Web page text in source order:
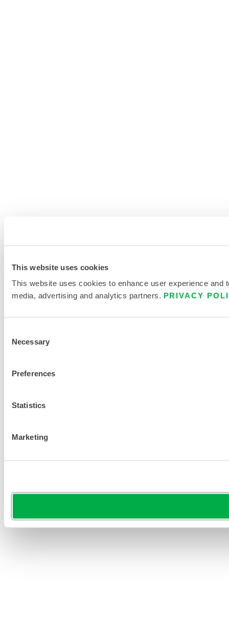
This website uses cookies
This website uses cookies to enhance user experience
media, advertising and analytics partners. PRIVACY
Selection
Necessary
Preferences
Statistics
Marketing